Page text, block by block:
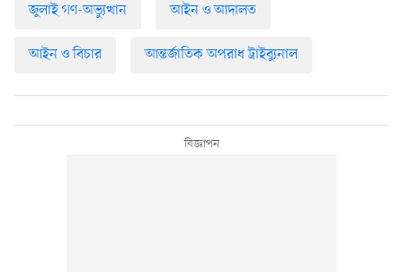
জুলাই গণ-অভ্যুত্থান আইন ও আদালত
আইন ও বিচার আন্তর্জাতিক অপরাধ ট্রাইব্যুনাল